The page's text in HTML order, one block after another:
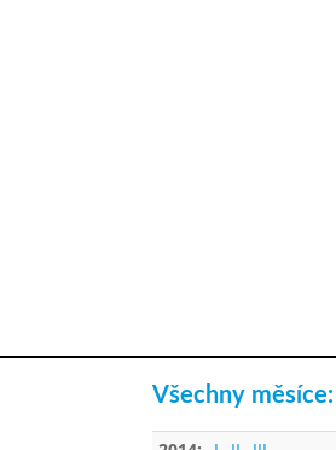
Všechny měsíce: